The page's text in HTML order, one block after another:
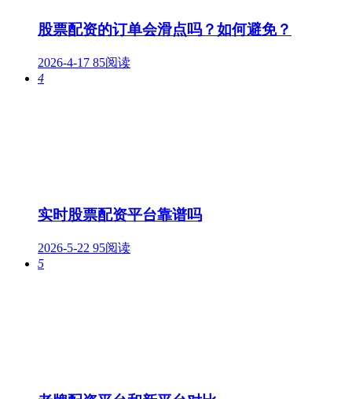
股票配资的订单会滑点吗？如何避免？
2026-4-17 85阅读
4
实时股票配资平台靠谱吗
2026-5-22 95阅读
5